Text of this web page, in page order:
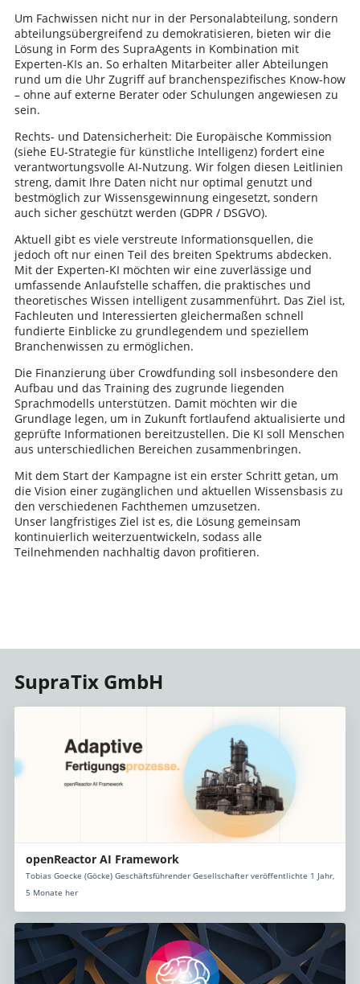
Um Fachwissen nicht nur in der Personalabteilung, sondern
abteilungsübergreifend zu demokratisieren, bieten wir die
Lösung in Form des SupraAgents in Kombination mit
Experten-KIs an. So erhalten Mitarbeiter aller Abteilungen
rund um die Uhr Zugriff auf branchenspezifisches Know-how
– ohne auf externe Berater oder Schulungen angewiesen zu
sein.
Rechts- und Datensicherheit: Die Europäische Kommission
(siehe EU-Strategie für künstliche Intelligenz) fordert eine
verantwortungsvolle AI-Nutzung. Wir folgen diesen Leitlinien
streng, damit Ihre Daten nicht nur optimal genutzt und
bestmöglich zur Wissensgewinnung eingesetzt, sondern
auch sicher geschützt werden (GDPR / DSGVO).
Aktuell gibt es viele verstreute Informationsquellen, die
jedoch oft nur einen Teil des breiten Spektrums abdecken.
Mit der Experten-KI möchten wir eine zuverlässige und
umfassende Anlaufstelle schaffen, die praktisches und
theoretisches Wissen intelligent zusammenführt. Das Ziel ist,
Fachleuten und Interessierten gleichermaßen schnell
fundierte Einblicke zu grundlegendem und speziellem
Branchenwissen zu ermöglichen.
Die Finanzierung über Crowdfunding soll insbesondere den
Aufbau und das Training des zugrunde liegenden
Sprachmodells unterstützen. Damit möchten wir die
Grundlage legen, um in Zukunft fortlaufend aktualisierte und
geprüfte Informationen bereitzustellen. Die KI soll Menschen
aus unterschiedlichen Bereichen zusammenbringen.
Mit dem Start der Kampagne ist ein erster Schritt getan, um
die Vision einer zugänglichen und aktuellen Wissensbasis zu
den verschiedenen Fachthemen umzusetzen.
Unser langfristiges Ziel ist es, die Lösung gemeinsam
kontinuierlich weiterzuentwickeln, sodass alle
Teilnehmenden nachhaltig davon profitieren.
SupraTix GmbH
openReactor AI Framework
Tobias Goecke (Göcke) Geschäftsführender Gesellschafter veröffentlichte 1 Jahr,
5 Monate her